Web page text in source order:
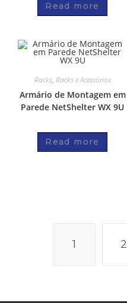
Read more
Racks, Racks e Acessórios
Armário de Montagem em
Parede NetShelter WX 9U
Read more
1 2